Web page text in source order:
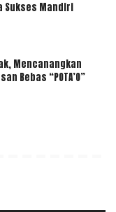
Sukses Mandiri
Mencanangkan
Bebas “POTA’O”